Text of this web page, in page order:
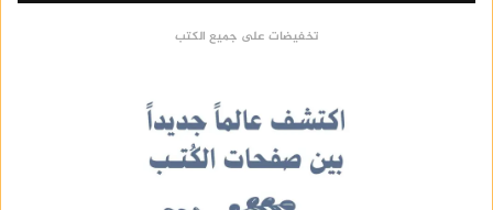
تخفيضات على جميع الكتب